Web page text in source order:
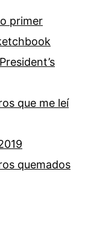
primer
que me leí
quemados